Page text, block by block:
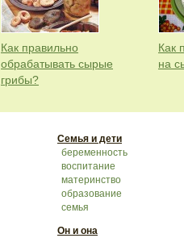
Как правильно
обрабатывать сырые
грибы?
Как
на
Семья и дети
беременность
воспитание
материнство
образование
семья
Он и она